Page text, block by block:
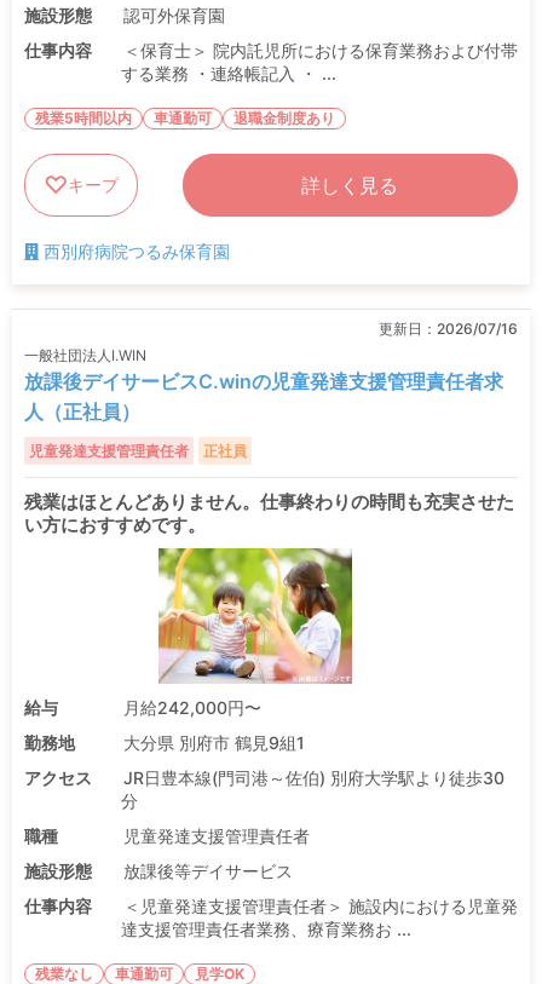
施設形態
認可外保育園
仕事内容
＜保育士＞ 院内託児所における保育業務および付帯
する業務 ・連絡帳記入 ・ ...
残業5時間以内 車通勤可 退職金制度あり
キープ 詳しく見る
西別府病院つるみ保育園
更新日： 2026/07/16
一般社団法人I.WIN
放課後デイサービスC.winの児童発達支援管理責任者求
人（正社員）
児童発達支援管理責任者 正社員
残業はほとんどありません。仕事終わりの時間も充実させた
い方におすすめです。
給与
月給242,000円〜
勤務地
大分県 別府市 鶴見9組1
アクセス
JR日豊本線(門司港～佐伯) 別府大学駅より徒歩30
分
職種
児童発達支援管理責任者
施設形態
放課後等デイサービス
仕事内容
＜児童発達支援管理責任者＞ 施設内における児童発
達支援管理責任者業務、療育業務お ...
残業なし 車通勤可 見学OK